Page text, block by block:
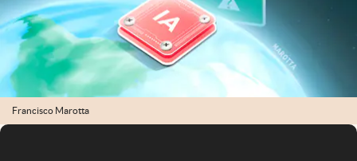
Mundial 2026
Eventos Corporativos
El Cronista Studio
Mediakit
abre en nueva pestaña
Francisco Marotta